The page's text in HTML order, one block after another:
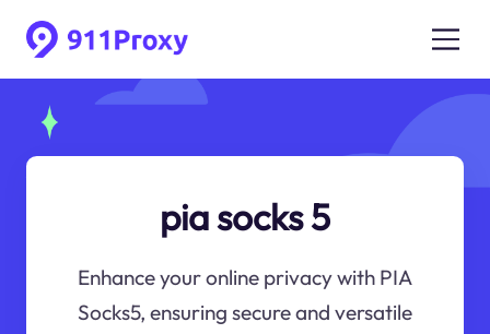
pia socks 5
Enhance your online privacy with PIA
Socks5, ensuring secure and versatile